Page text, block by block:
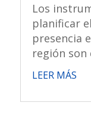
Los
planificar
presencia
región son
LEER MÁS